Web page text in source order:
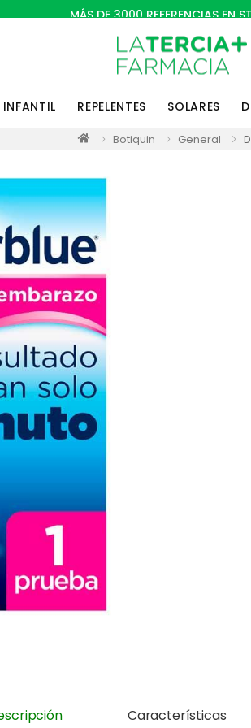
MÁS DE 3000 REFERENCIAS EN
INFANTIL REPELENTES SOLARES
Botiquin General
Características